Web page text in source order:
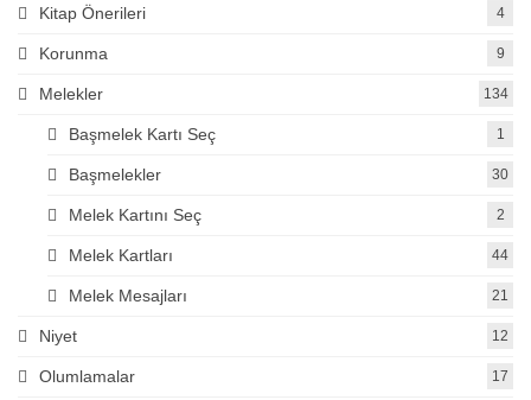
Kitap Önerileri 4
Korunma 9
Melekler 134
Başmelek Kartı Seç 1
Başmelekler 30
Melek Kartını Seç 2
Melek Kartları 44
Melek Mesajları 21
Niyet 12
Olumlamalar 17